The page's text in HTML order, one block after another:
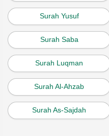
Surah Yusuf
Surah Saba
Surah Luqman
Surah Al-Ahzab
Surah As-Sajdah